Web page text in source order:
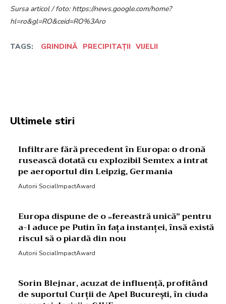
Sursa articol / foto: https://news.google.com/home?
hl=ro&gl=RO&ceid=RO%3Aro
TAGS: GRINDINĂ PRECIPITAȚII VIJELII
Ultimele stiri
Infiltrare fără precedent în Europa: o dronă
rusească dotată cu explozibil Semtex a intrat
pe aeroportul din Leipzig, Germania
Autorii SocialImpactAward
Europa dispune de o „fereastră unică” pentru
a-l aduce pe Putin în fața instanței, însă există
riscul să o piardă din nou
Autorii SocialImpactAward
Sorin Blejnar, acuzat de influență, profitând
de suportul Curții de Apel București, în ciuda